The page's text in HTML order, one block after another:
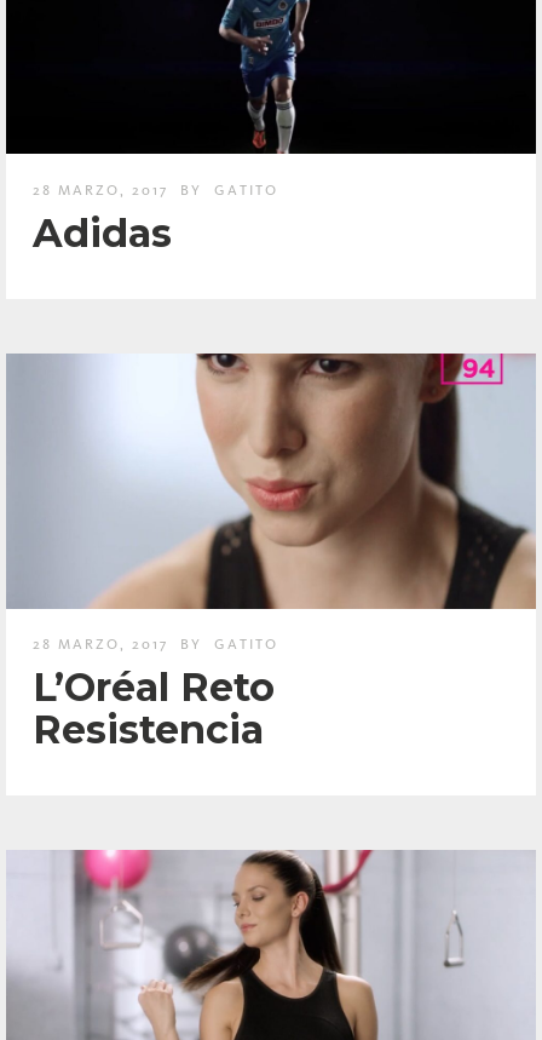
28 MARZO, 2017 BY GATITO
Adidas
28 MARZO, 2017 BY GATITO
L’Oréal Reto
Resistencia